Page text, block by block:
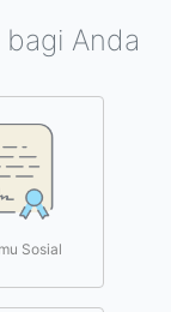
Anda
Sosial